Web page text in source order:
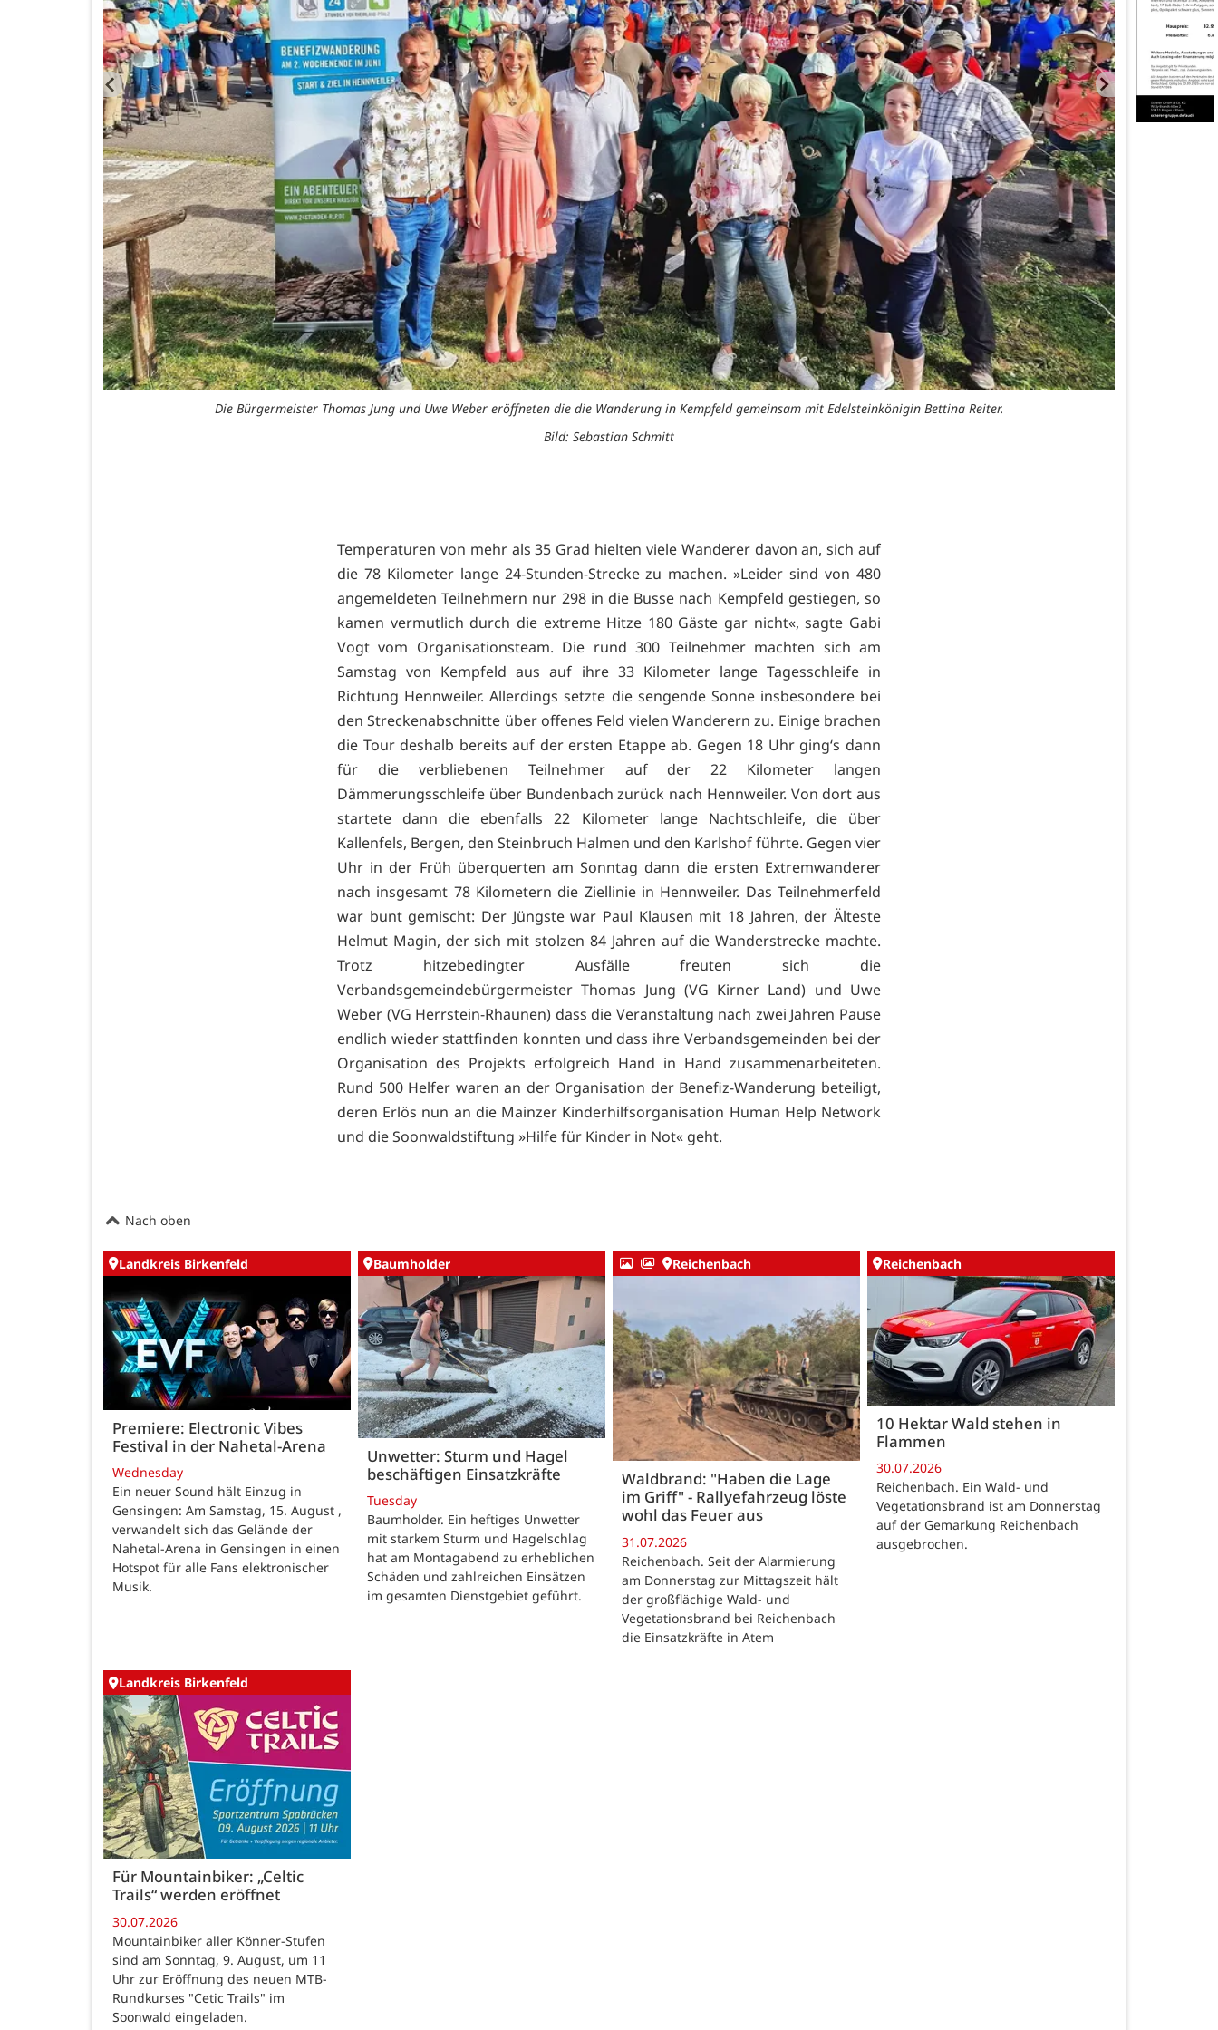
Die Bürgermeister Thomas Jung und Uwe Weber eröffneten die die Wanderung in Kempfeld gemeinsam mit Edelsteinkönigin Bettina Reiter.
Bild: Sebastian Schmitt
Temperaturen von mehr als 35 Grad hielten viele Wanderer davon an, sich auf
die 78 Kilometer lange 24-Stunden-Strecke zu machen. »Leider sind von 480
angemeldeten Teilnehmern nur 298 in die Busse nach Kempfeld gestiegen, so
kamen vermutlich durch die extreme Hitze 180 Gäste gar nicht«, sagte Gabi
Vogt vom Organisationsteam. Die rund 300 Teilnehmer machten sich am
Samstag von Kempfeld aus auf ihre 33 Kilometer lange Tagesschleife in
Richtung Hennweiler. Allerdings setzte die sengende Sonne insbesondere bei
den Streckenabschnitte über offenes Feld vielen Wanderern zu. Einige brachen
die Tour deshalb bereits auf der ersten Etappe ab. Gegen 18 Uhr ging‘s dann
für die verbliebenen Teilnehmer auf der 22 Kilometer langen
Dämmerungsschleife über Bundenbach zurück nach Hennweiler. Von dort aus
startete dann die ebenfalls 22 Kilometer lange Nachtschleife, die über
Kallenfels, Bergen, den Steinbruch Halmen und den Karlshof führte. Gegen vier
Uhr in der Früh überquerten am Sonntag dann die ersten Extremwanderer
nach insgesamt 78 Kilometern die Ziellinie in Hennweiler. Das Teilnehmerfeld
war bunt gemischt: Der Jüngste war Paul Klausen mit 18 Jahren, der Älteste
Helmut Magin, der sich mit stolzen 84 Jahren auf die Wanderstrecke machte.
Trotz hitzebedingter Ausfälle freuten sich die
Verbandsgemeindebürgermeister Thomas Jung (VG Kirner Land) und Uwe
Weber (VG Herrstein-Rhaunen) dass die Veranstaltung nach zwei Jahren Pause
endlich wieder stattfinden konnten und dass ihre Verbandsgemeinden bei der
Organisation des Projekts erfolgreich Hand in Hand zusammenarbeiteten.
Rund 500 Helfer waren an der Organisation der Benefiz-Wanderung beteiligt,
deren Erlös nun an die Mainzer Kinderhilfsorganisation Human Help Network
und die Soonwaldstiftung »Hilfe für Kinder in Not« geht.
Nach oben
Landkreis Birkenfeld
Premiere: Electronic Vibes
Festival in der Nahetal-Arena
Wednesday
Ein neuer Sound hält Einzug in
Gensingen: Am Samstag, 15. August ,
verwandelt sich das Gelände der
Nahetal-Arena in Gensingen in einen
Hotspot für alle Fans elektronischer
Musik.
Baumholder
Unwetter: Sturm und Hagel
beschäftigen Einsatzkräfte
Tuesday
Baumholder. Ein heftiges Unwetter
mit starkem Sturm und Hagelschlag
hat am Montagabend zu erheblichen
Schäden und zahlreichen Einsätzen
im gesamten Dienstgebiet geführt.
Reichenbach
Waldbrand: "Haben die Lage
im Griff" - Rallyefahrzeug löste
wohl das Feuer aus
31.07.2026
Reichenbach. Seit der Alarmierung
am Donnerstag zur Mittagszeit hält
der großflächige Wald- und
Vegetationsbrand bei Reichenbach
die Einsatzkräfte in Atem
Reichenbach
10 Hektar Wald stehen in
Flammen
30.07.2026
Reichenbach. Ein Wald- und
Vegetationsbrand ist am Donnerstag
auf der Gemarkung Reichenbach
ausgebrochen.
Landkreis Birkenfeld
Für Mountainbiker: „Celtic
Trails“ werden eröffnet
30.07.2026
Mountainbiker aller Könner-Stufen
sind am Sonntag, 9. August, um 11
Uhr zur Eröffnung des neuen MTB-
Rundkurses "Cetic Trails" im
Soonwald eingeladen.